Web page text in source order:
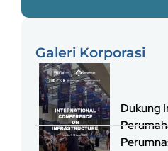
Galeri Korporasi
Dukung